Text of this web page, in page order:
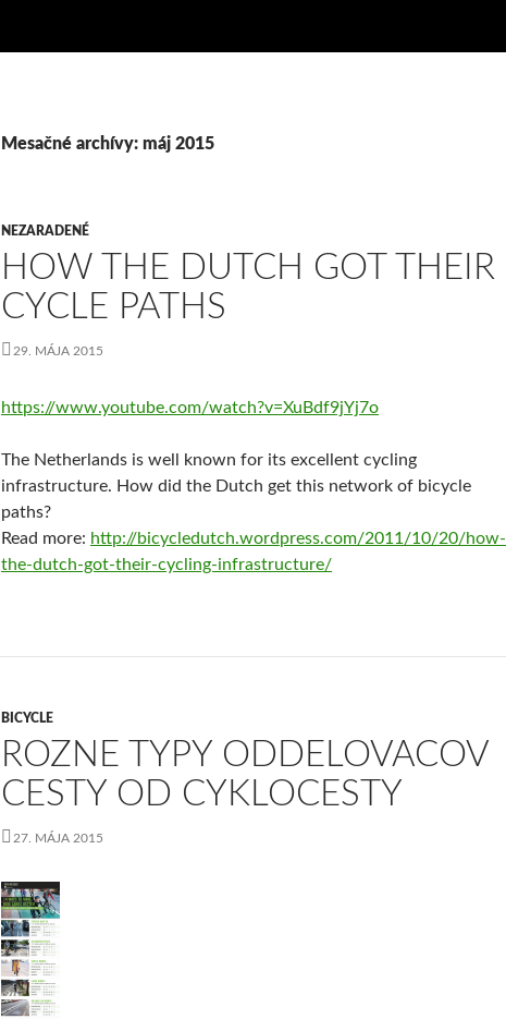
Mesačné archívy: máj 2015
NEZARADENÉ
HOW THE DUTCH GOT THEIR
CYCLE PATHS
29. MÁJA 2015
https://www.youtube.com/watch?v=XuBdf9jYj7o
The Netherlands is well known for its excellent cycling
infrastructure. How did the Dutch get this network of bicycle
paths?
Read more: http://bicycledutch.wordpress.com/2011/10/20/how-
the-dutch-got-their-cycling-infrastructure/
BICYCLE
ROZNE TYPY ODDELOVACOV
CESTY OD CYKLOCESTY
27. MÁJA 2015